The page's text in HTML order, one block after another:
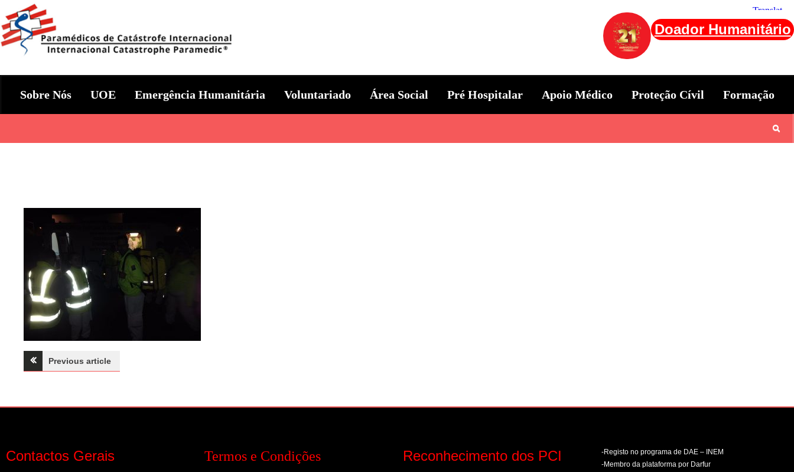
to
content
Doador Humanitário
Sobre Nós UOE Emergência Humanitária Voluntariado Área Social Pré Hospitalar Apoio Médico Proteção Cívil Formação
Navegação
artigos
Previous article
Contactos Gerais Termos e Condições Reconhecimento dos PCI
-Registo no programa de DAE – INEM
-Membro da plataforma por Darfur